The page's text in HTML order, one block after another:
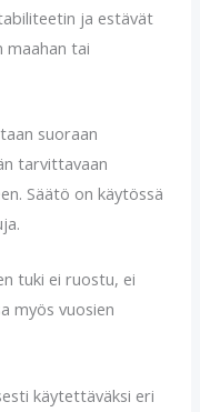
ja estävät
maahan tai
suoraan
tarvittavaan
Säätö on käy­tössä
tuki ei ruostu, ei
myös vuosien
käytettäväksi eri